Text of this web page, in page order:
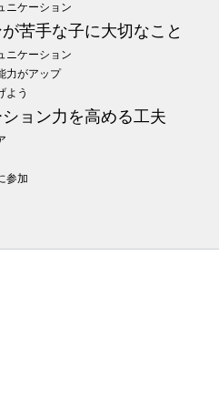
ニケーション
苦手な子に大切なこと
ニケーション
力がアップ
よう
ョン力を高める工夫
参加